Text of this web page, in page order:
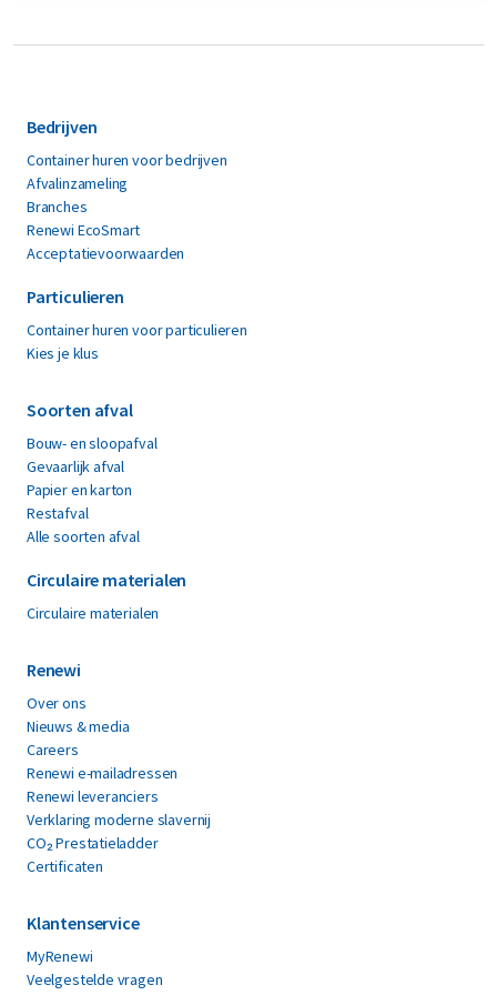
Bedrijven
Container huren voor bedrijven
Afvalinzameling
Branches
Renewi EcoSmart
Acceptatievoorwaarden
Particulieren
Container huren voor particulieren
Kies je klus
Soorten afval
Bouw- en sloopafval
Gevaarlijk afval
Papier en karton
Restafval
Alle soorten afval
Circulaire materialen
Circulaire materialen
Renewi
Over ons
Nieuws & media
Careers
Renewi e-mailadressen
Renewi leveranciers
Verklaring moderne slavernij
CO₂ Prestatieladder
Certificaten
Klantenservice
MyRenewi
Veelgestelde vragen